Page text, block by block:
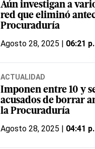
Aún investigan a
red que eliminó
Procuraduría
Agosto 28, 2025 | 06:21
ACTUALIDAD
Imponen entre 10 y
acusados de borrar
la Procuraduría
Agosto 28, 2025 | 04:41